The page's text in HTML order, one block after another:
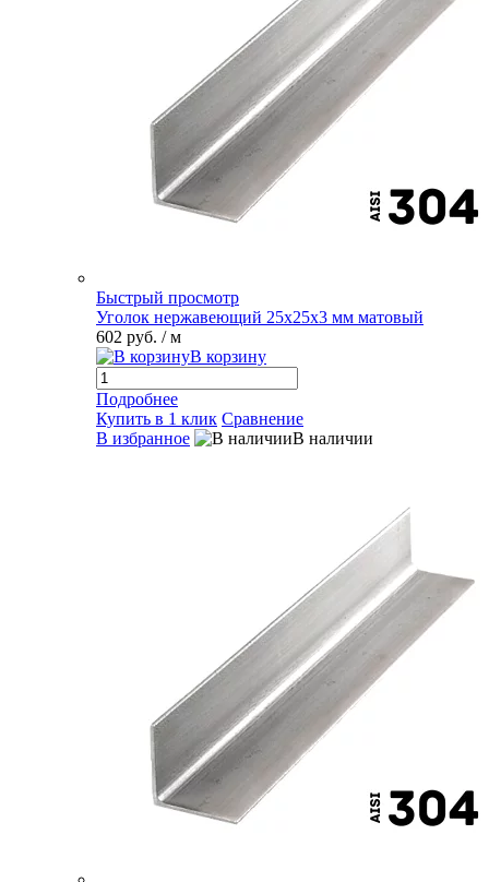
Быстрый просмотр
Уголок нержавеющий 25х25х3 мм матовый
602 руб. / м
В корзину
Подробнее
Купить в 1 клик Сравнение
В избранное
В наличии